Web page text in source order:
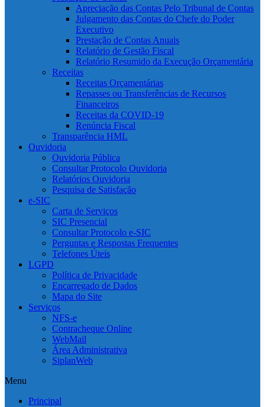
Apreciação das Contas Pelo Tribunal de Contas
Julgamento das Contas do Chefe do Poder
Executivo
Prestação de Contas Anuais
Relatório de Gestão Fiscal
Relatório Resumido da Execução Orçamentária
Receitas
Receitas Orçamentárias
Repasses ou Transferências de Recursos
Financeiros
Receitas da COVID-19
Renúncia Fiscal
Transparência HML
Ouvidoria
Ouvidoria Pública
Consultar Protocolo Ouvidoria
Relatórios Ouvidoria
Pesquisa de Satisfação
e-SIC
Carta de Serviços
SIC Presencial
Consultar Protocolo e-SIC
Perguntas e Respostas Frequentes
Telefones Úteis
LGPD
Política de Privacidade
Encarregado de Dados
Mapa do Site
Serviços
NFS-e
Contracheque Online
WebMail
Área Administrativa
SiplanWeb
Menu
Principal